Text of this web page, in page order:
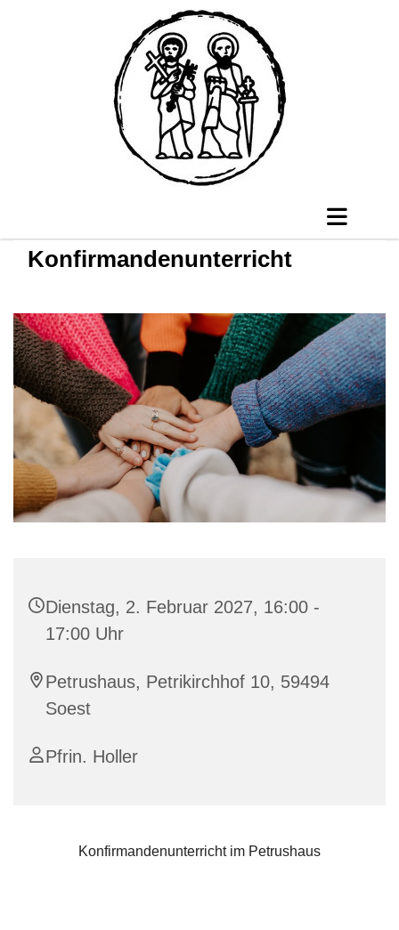
Konfirmandenunterricht
Dienstag, 2. Februar 2027, 16:00 -
17:00 Uhr
Petrushaus, Petrikirchhof 10, 59494
Soest
Pfrin. Holler
Konfirmandenunterricht im Petrushaus